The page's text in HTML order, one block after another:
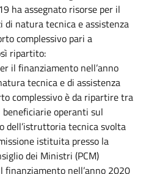
ha assegnato risorse per il
natura tecnica e assistenza
complessivo pari a
ripartito:
il finanziamento nell’anno
tecnica e di assistenza
complessivo è da ripartire tra
operanti sul
dell’istruttoria tecnica svolta
istituita presso la
dei Ministri (PCM)
finanziamento nell’anno 2020